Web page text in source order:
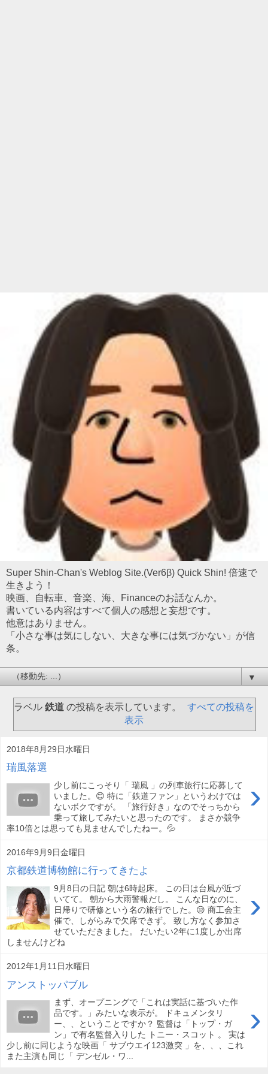
Super Shin-Chan's Weblog Site.(Ver6β) Quick Shin! 倍速で
生きよう！
映画、自転車、音楽、海、Financeのお話なんか。
書いている内容はすべて個人の感想と妄想です。
他意はありません。
「小さな事は気にしない、大きな事には気づかない」が信
条。
▼
ラベル 鉄道の投稿を表示しています。
すべての投稿を
表示
2018年8月29日水曜日
瑞風落選
›
少し前にこっそり「 瑞風 」の列車旅行に応募して
いました。😊 特に「鉄道ファン」というわけでは
ないボクですが。 「旅行好き」なのでそっちから
乗って旅してみたいと思ったのです。 まさか競争
率10倍とは思っても見ませんでしたねー。💦
2016年9月9日金曜日
京都鉄道博物館に行ってきたよ
›
9月8日の日記 朝は6時起床。 この日は台風が近づ
いてて。 朝から大雨警報だし。 こんな日なのに、
日帰りで研修という名の旅行でした。😒 商工会主
催で、しがらみで欠席できず。 致し方なく参加さ
せていただきました。 だいたい2年に1度しか出席
しませんけどね
2012年1月11日水曜日
アンストッパブル
›
まず、オープニングで「これは実話に基づいた作
品です。」みたいな表示が。 ドキュメンタリ
ー、、ということですか？ 監督は「トップ・ガ
ン」で有名監督入りした トニー・スコット 。 実は
少し前に同じような映画「 サブウエイ123激突 」を、、、これ
また主演も同じ「 デンゼル・ワ...